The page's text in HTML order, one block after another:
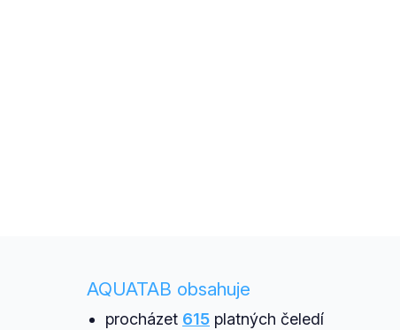
AQUATAB obsahuje
procházet 615platných čeledí